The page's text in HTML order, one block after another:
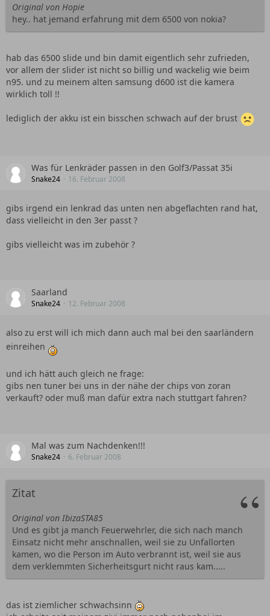
Original von Hopie
hey.. hat jemand erfahrung mit dem 6500 von nokia?
hab das 6500 slide und bin damit eigentlich sehr zufrieden,
vor allem der slider ist nicht so billig und wackelig wie beim
n95. und zu meinem alten samsung d600 ist die kamera
wirklich toll !!
lediglich der akku ist ein bisschen schwach auf der brust
Was für Lenkräder passen in den Golf3/Passat 35i
Snake24 16. Februar 2008
gibs irgend ein lenkrad das unten nen abgeflachten rand hat,
dass vielleicht in den 3er passt ?
gibs vielleicht was im zubehör ?
Saarland
Snake24 12. Februar 2008
also zu erst will ich mich dann auch mal bei den saarländern
einreihen
und ich hätt auch gleich ne frage:
gibs nen tuner bei uns in der nähe der chips von zoran
verkauft? oder muß man dafür extra nach stuttgart fahren?
Mal was zum Nachdenken!!!
Snake24 6. Februar 2008
Zitat
Original von IbizaSTA85
Und es gibt ja manch Feuerwehrler, die sich nach manch
Einsatz nicht mehr anschnallen, weil sie zu Unfallorten
kamen, wo die Person im Auto verbrannt ist, weil sie aus
dem verklemmten Sicherheitsgurt nicht raus kam.....
das ist ziemlicher schwachsinn